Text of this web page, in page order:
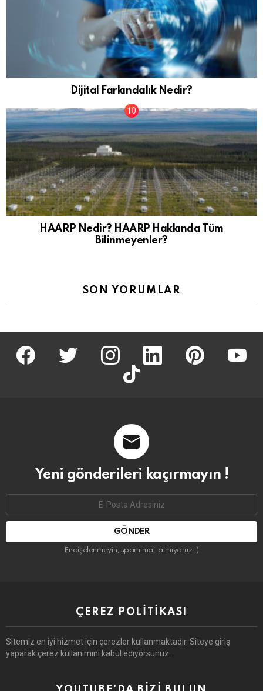
Dijital Farkındalık Nedir?
HAARP Nedir? HAARP Hakkında Tüm
Bilinmeyenler?
SON YORUMLAR
facebook twitter İnstagram linkedin pinterest
tiktok
Yeni gönderileri kaçırmayın !
Endişelenmeyin, spam mail atmıyoruz :)
ÇEREZ POLITIKASI
Sitemiz en iyi hizmet için çerezler kullanmaktadır. Siteye giriş
yaparak çerez kullanımını kabul ediyorsunuz.